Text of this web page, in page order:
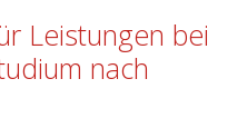
Leistungen bei
nach